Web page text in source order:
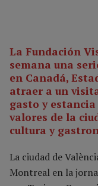
La Fundación
semana una
en Canadá,
atraer a un
gasto y
valores de la
cultura y
La ciudad de
Montreal en la